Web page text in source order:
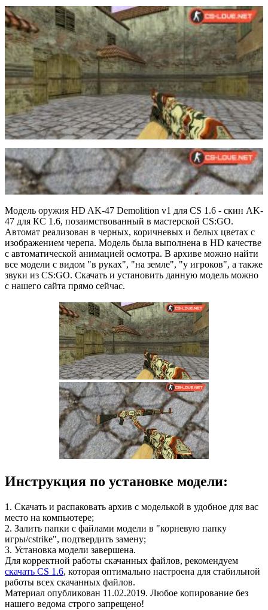
Модель оружия HD AK-47 Demolition v1 для CS 1.6 - скин AK-
47 для КС 1.6, позаимствованный в мастерской CS:GO.
Автомат реализован в черных, коричневых и белых цветах с
изображением черепа. Модель была выполнена в HD качестве
с автоматической анимацией осмотра. В архиве можно найти
все модели с видом "в руках", "на земле", "у игроков", а также
звуки из CS:GO. Скачать и установить данную модель можно
с нашего сайта прямо сейчас.
Инструкция по установке модели:
1. Скачать и распаковать архив с моделькой в удобное для вас
место на компьютере;
2. Залить папки с файлами модели в "корневую папку
игры/cstrike", подтвердить замену;
3. Установка модели завершена.
Для корректной работы скачанных файлов, рекомендуем
скачать CS 1.6, которая оптимально настроена для стабильной
работы всех скачанных файлов.
Материал опубликован 11.02.2019. Любое копирование без
нашего ведома строго запрещено!